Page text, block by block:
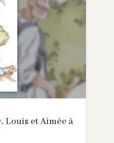
Louis et Aimée à